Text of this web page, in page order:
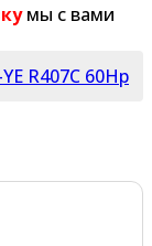
мы с вами
R407C 60Hp